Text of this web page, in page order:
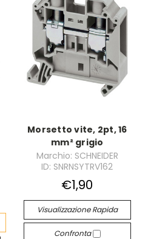
Morsetto vite, 2pt, 16
mm² grigio
Marchio: SCHNEIDER
ID: SNRNSYTRV162
€1,90
Visualizzazione Rapida
Confronta